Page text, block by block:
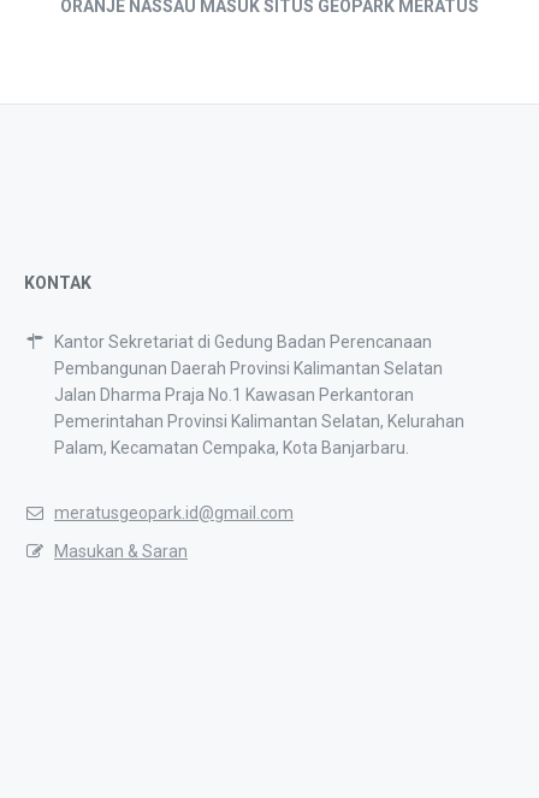
ORANJE NASSAU MASUK SITUS GEOPARK MERATUS
KONTAK
Kantor Sekretariat di Gedung Badan Perencanaan
Pembangunan Daerah Provinsi Kalimantan Selatan
Jalan Dharma Praja No.1 Kawasan Perkantoran
Pemerintahan Provinsi Kalimantan Selatan, Kelurahan
Palam, Kecamatan Cempaka, Kota Banjarbaru.
meratusgeopark.id@gmail.com
Masukan & Saran